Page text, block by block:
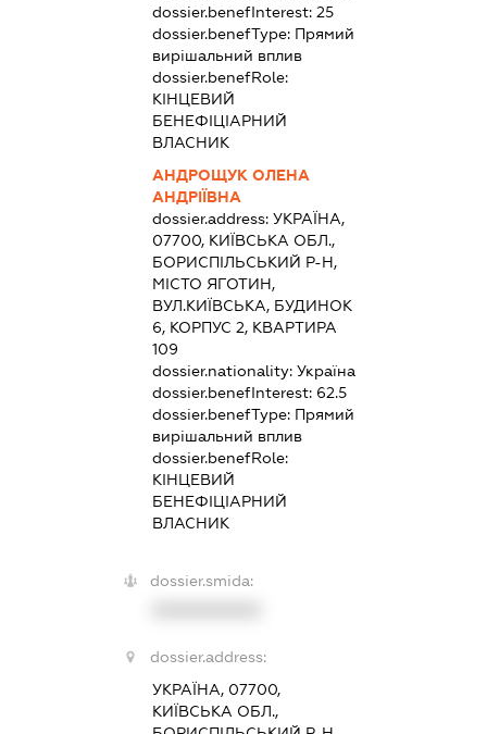
dossier.benefInterest:25
dossier.benefType: Прямий
вирішальний вплив
dossier.benefRole:
КІНЦЕВИЙ
БЕНЕФІЦІАРНИЙ
ВЛАСНИК
АНДРОЩУК ОЛЕНА
АНДРІЇВНА
dossier.address:УКРАЇНА,
07700, КИЇВСЬКА ОБЛ.,
БОРИСПІЛЬСЬКИЙ Р-Н,
МІСТО ЯГОТИН,
ВУЛ.КИЇВСЬКА, БУДИНОК
6, КОРПУС 2, КВАРТИРА
109
dossier.nationality:Україна
dossier.benefInterest: 62.5
dossier.benefType: Прямий
вирішальний вплив
dossier.benefRole:
КІНЦЕВИЙ
БЕНЕФІЦІАРНИЙ
ВЛАСНИК
dossier.smida:
dossier.address:
УКРАЇНА, 07700,
КИЇВСЬКА ОБЛ.,